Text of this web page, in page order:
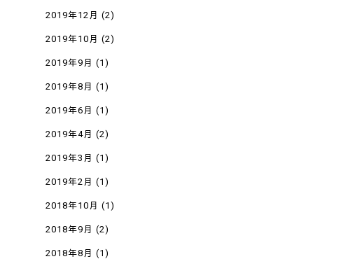
2019年12月 (2)
2019年10月 (2)
2019年9月 (1)
2019年8月 (1)
2019年6月 (1)
2019年4月 (2)
2019年3月 (1)
2019年2月 (1)
2018年10月 (1)
2018年9月 (2)
2018年8月 (1)